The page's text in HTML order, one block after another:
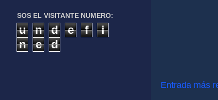
Entrada más
SOS EL VISITANTE NUMERO:
u n d e f
i
n
e d